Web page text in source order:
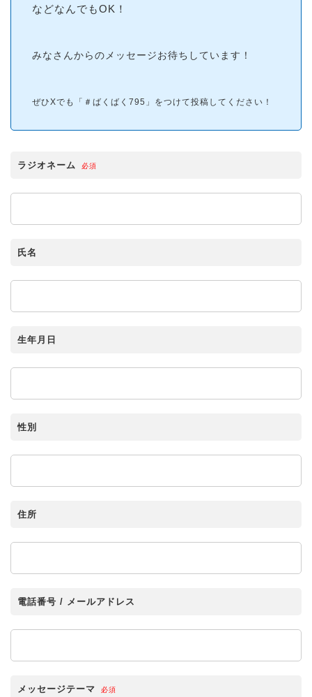
などなんでもOK！
みなさんからのメッセージお待ちしています！
ぜひXでも「＃ばくばく795」をつけて投稿してください！
ラジオネーム 必須
氏名
生年月日
性別
住所
電話番号 / メールアドレス
メッセージテーマ 必須